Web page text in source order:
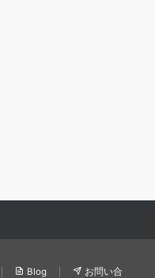
Blog お問い合